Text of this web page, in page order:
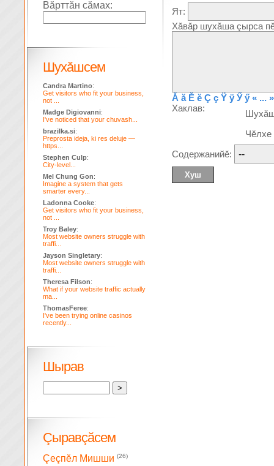
Ят:
Хăвăр шухăша çырса
Ă ă Ĕ ĕ Ç ç Ÿ ÿ Ӳ ӳ « ... »
Хаклав:
Содержанийĕ:
Вăрттăн сăмах:
Шухăшсем
Candra Martino:
Get visitors who fit your business,
not ...
Madge Digiovanni:
I've noticed that your chuvash...
brazilka.si:
Preprosta ideja, ki res deluje —
https...
Stephen Culp:
City-level...
Mel Chung Gon:
Imagine a system that gets
smarter every...
Ladonna Cooke:
Get visitors who fit your business,
not ...
Troy Baley:
Most website owners struggle with
traffi...
Jayson Singletary:
Most website owners struggle with
traffi...
Theresa Filson:
What if your website traffic actually
ma...
ThomasFeree:
I've been trying online casinos
recently...
Шырав
Çыравçăсем
Çеçпĕл Мишши (26)